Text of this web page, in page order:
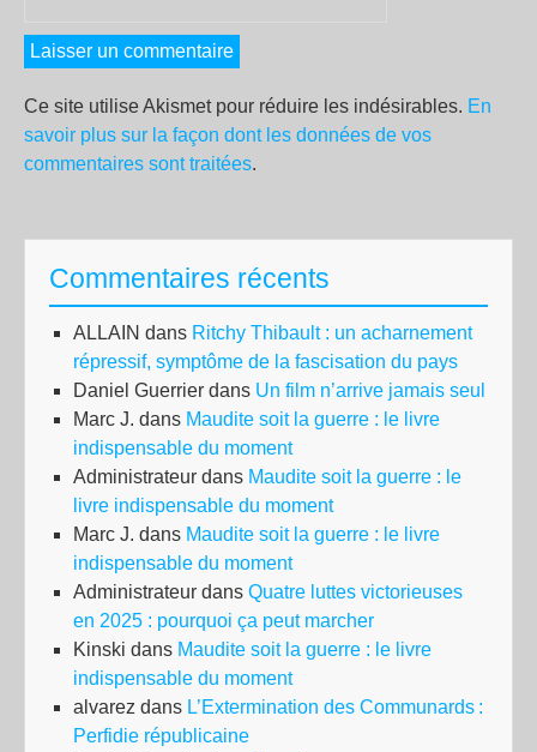
Ce site utilise Akismet pour réduire les indésirables. En
savoir plus sur la façon dont les données de vos
commentaires sont traitées.
Commentaires récents
ALLAIN dans Ritchy Thibault : un acharnement
répressif, symptôme de la fascisation du pays
Daniel Guerrier dans Un film n’arrive jamais seul
Marc J. dans Maudite soit la guerre : le livre
indispensable du moment
Administrateur dans Maudite soit la guerre : le
livre indispensable du moment
Marc J. dans Maudite soit la guerre : le livre
indispensable du moment
Administrateur dans Quatre luttes victorieuses
en 2025 : pourquoi ça peut marcher
Kinski dans Maudite soit la guerre : le livre
indispensable du moment
alvarez dans L’Extermination des Communards :
Perfidie républicaine